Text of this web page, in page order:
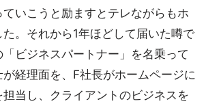
いこうと励ますとテレながらもホ
た。それから1年ほどして届いた噂で
ビジネスパートナー」を名乗って
経理面を、F社長がホームページに
当し、クライアントのビジネスを